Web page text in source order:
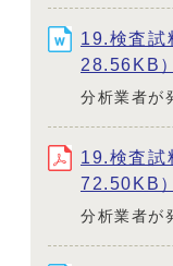
19.検査試
28.56KB）
分析業者が
19.検査試
72.50KB）
分析業者が